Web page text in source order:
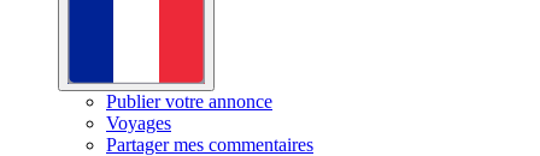
Publier votre annonce
Voyages
Partager mes commentaires